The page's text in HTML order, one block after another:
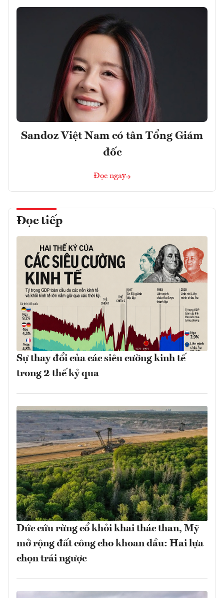
Sandoz Việt Nam có tân Tổng Giám
đốc
Đọc ngay
Đọc tiếp
Sự thay đổi của các siêu cường kinh tế
trong 2 thế kỷ qua
Đức cứu rừng cổ khỏi khai thác than, Mỹ
mở rộng đất công cho khoan dầu: Hai lựa
chọn trái ngược